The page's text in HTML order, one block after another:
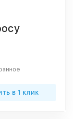
в 1 клик